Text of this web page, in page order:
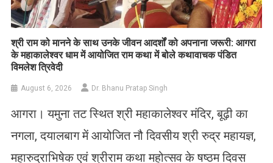
​श्री राम को मानने के साथ उनके जीवन आदर्शों को अपनाना जरूरी: आगरा
के महाकालेश्वर धाम में आयोजित राम कथा में बोले कथावाचक पंडित
विमलेश त्रिवेदी
August 6, 2026 Dr. Bhanu Pratap Singh
आगरा। यमुना तट स्थित श्री महाकालेश्वर मंदिर, बूढ़ी का
नगला, दयालबाग में आयोजित नौ दिवसीय श्री रुद्र महायज्ञ,
महारुद्राभिषेक एवं श्रीराम कथा महोत्सव के षष्ठम दिवस